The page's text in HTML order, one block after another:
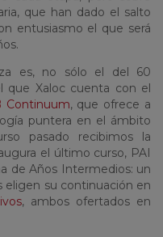
que han dado el salto
entusiasmo el que será
es, no sólo el del 60
que Xaloc cuenta con el
Continuum, que ofrece a
puntera en el ámbito
pasado recibimos la
el último curso, PAI
de Años Intermedios: un
eligen su continuación en
, ambos ofertados en